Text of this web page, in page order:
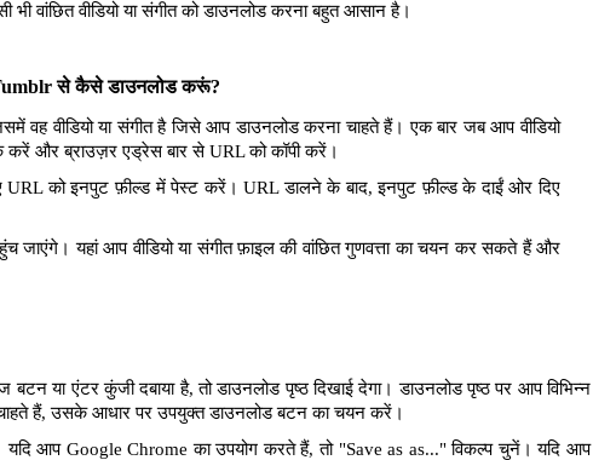
वांछित वीडियो या संगीत को डाउनलोड करना बहुत आसान है।
से कैसे डाउनलोड करूं?
वह वीडियो या संगीत है जिसे आप डाउनलोड करना चाहते हैं। एक बार जब आप वीडियो
करें और ब्राउज़र एड्रेस बार से URL को कॉपी करें।
URL को इनपुट फ़ील्ड में पेस्ट करें। URL डालने के बाद, इनपुट फ़ील्ड के दाईं ओर दिए
जाएंगे। यहां आप वीडियो या संगीत फ़ाइल की वांछित गुणवत्ता का चयन कर सकते हैं और
या एंटर कुंजी दबाया है, तो डाउनलोड पृष्ठ दिखाई देगा। डाउनलोड पृष्ठ पर आप विभिन्न
हैं, उसके आधार पर उपयुक्त डाउनलोड बटन का चयन करें।
आप Google Chrome का उपयोग करते हैं, तो "Save as as..." विकल्प चुनें। यदि आप